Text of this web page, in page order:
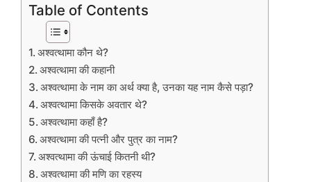
Table of Contents
अश्वत्थामा कौन थे?
अश्वत्थामा की कहानी
अश्वत्थामा के नाम का अर्थ क्या है, उनका यह नाम कैसे पड़ा?
अश्वत्थामा किसके अवतार थे?
अश्वत्थामा कहाँ है?
अश्वत्थामा की पत्नी और पुत्र का नाम?
अश्वत्थामा की ऊंचाई कितनी थी?
अश्वत्थामा की मणि का रहस्य